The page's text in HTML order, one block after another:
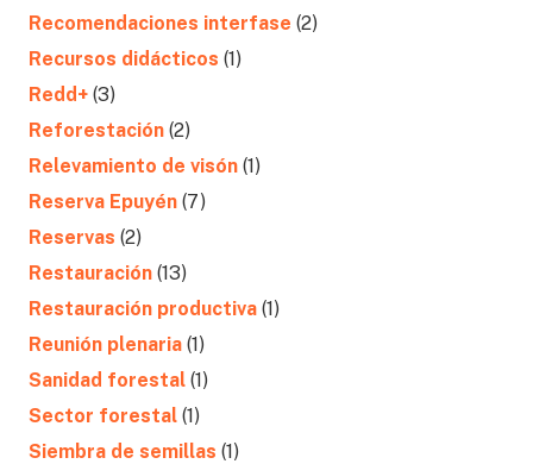
Recomendaciones interfase (2)
Recursos didácticos (1)
Redd+ (3)
Reforestación (2)
Relevamiento de visón (1)
Reserva Epuyén (7)
Reservas (2)
Restauración (13)
Restauración productiva (1)
Reunión plenaria (1)
Sanidad forestal (1)
Sector forestal (1)
Siembra de semillas (1)